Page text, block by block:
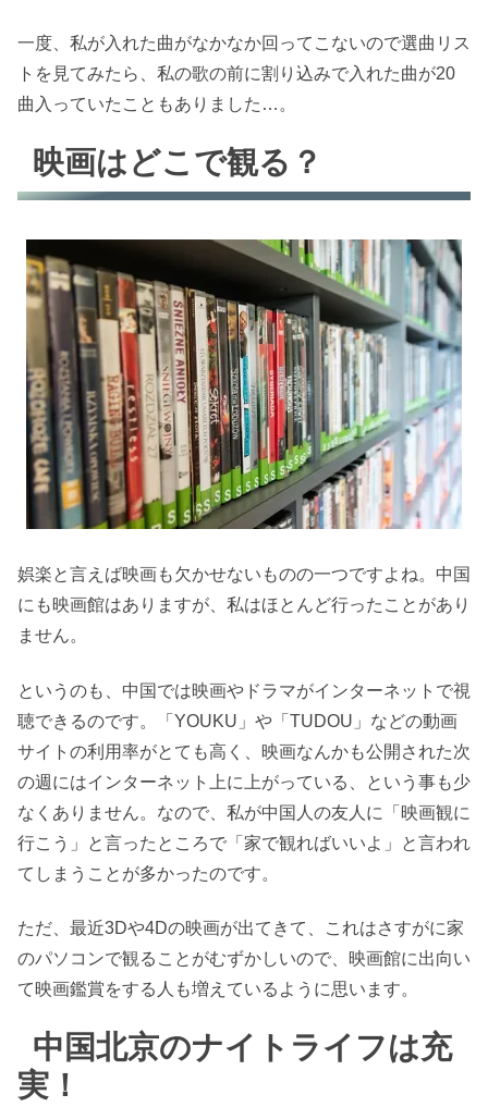
一度、私が入れた曲がなかなか回ってこないので選曲リス
トを見てみたら、私の歌の前に割り込みで入れた曲が20
曲入っていたこともありました…。
映画はどこで観る？
娯楽と言えば映画も欠かせないものの一つですよね。中国
にも映画館はありますが、私はほとんど行ったことがあり
ません。
というのも、中国では映画やドラマがインターネットで視
聴できるのです。「YOUKU」や「TUDOU」などの動画
サイトの利用率がとても高く、映画なんかも公開された次
の週にはインターネット上に上がっている、という事も少
なくありません。なので、私が中国人の友人に「映画観に
行こう」と言ったところで「家で観ればいいよ」と言われ
てしまうことが多かったのです。
ただ、最近3Dや4Dの映画が出てきて、これはさすがに家
のパソコンで観ることがむずかしいので、映画館に出向い
て映画鑑賞をする人も増えているように思います。
中国北京のナイトライフは充
実！